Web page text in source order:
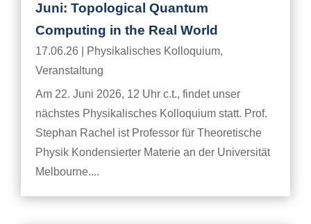
Juni: Topological Quantum
Computing in the Real World
17.06.26 Physikalisches Kolloquium,
Veranstaltung
Am 22. Juni 2026, 12 Uhr c.t., findet unser
nächstes Physikalisches Kolloquium statt. Prof.
Stephan Rachel ist Professor für Theoretische
Physik Kondensierter Materie an der Universität
Melbourne....